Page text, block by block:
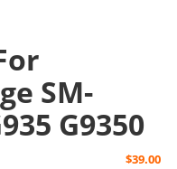
SM-
G9350
$39.00